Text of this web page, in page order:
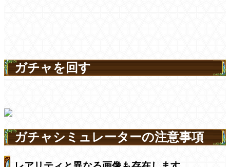
ガチャを回す
ガチャシミュレーターの注意事項